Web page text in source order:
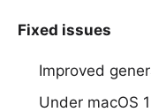
Fixed issues
Improved
Under macOS